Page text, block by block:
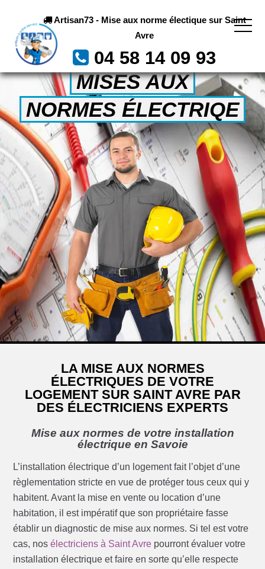
Artisan73 - Mise aux norme électique sur Saint
Avre
04 58 14 09 93
MISES AUX
NORMES ÉLECTRIQE
LA MISE AUX NORMES
ÉLECTRIQUES DE VOTRE
LOGEMENT SUR SAINT AVRE PAR
DES ÉLECTRICIENS EXPERTS
Mise aux normes de votre installation
électrique en Savoie
L’installation électrique d’un logement fait l’objet d’une
règlementation stricte en vue de protéger tous ceux qui y
habitent. Avant la mise en vente ou location d’une
habitation, il est impératif que son propriétaire fasse
établir un diagnostic de mise aux normes. Si tel est votre
cas, nosélectriciens à Saint Avre pourront évaluer votre
installation électrique et faire en sorte qu’elle respecte